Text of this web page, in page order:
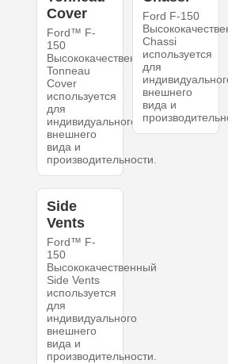
Cover
Ford™ F-
150
Высококачественный
Tonneau
Cover
используется
для
индивидуального
внешнего
вида и
производительности.
Ford F-150
Chassi
используется
для
индивидуального
внешнего
вида и
Side
Vents
Ford™ F-
150
Высококачественный
Side Vents
используется
для
индивидуального
внешнего
вида и
производительности.